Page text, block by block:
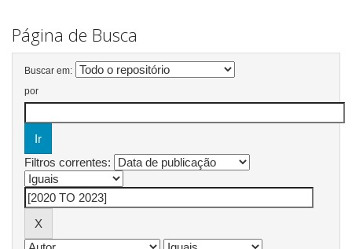
Página de Busca
Buscar em:
por
Filtros correntes: